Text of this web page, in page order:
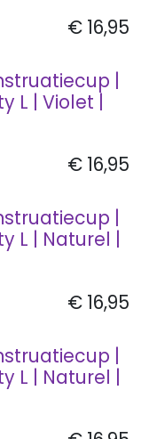
€ 16,95
|
L | Violet |
€ 16,95
|
L | Naturel |
€ 16,95
|
L | Naturel |